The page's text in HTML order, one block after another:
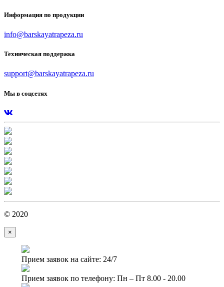
Информация по продукции
info@barskayatrapeza.ru
Техническая поддержка
support@barskayatrapeza.ru
Мы в соцсетях
© 2020
×
Прием заявок на сайте: 24/7
Прием заявок по телефону: Пн – Пт 8.00 - 20.00